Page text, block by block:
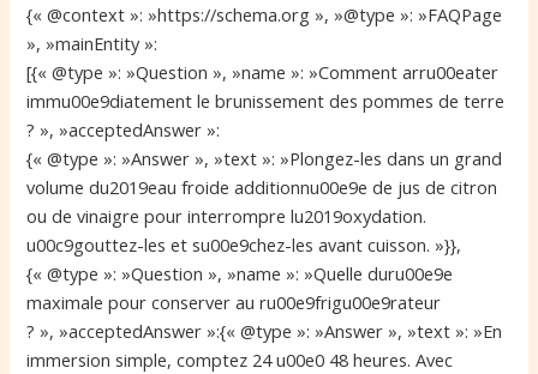
{« @context »: »https://schema.org », »@type »: »FAQPage
», »mainEntity »:
[{« @type »: »Question », »name »: »Comment arru00eater
immu00e9diatement le brunissement des pommes de terre
? », »acceptedAnswer »:
{« @type »: »Answer », »text »: »Plongez-les dans un grand
volume du2019eau froide additionnu00e9e de jus de citron
ou de vinaigre pour interrompre lu2019oxydation.
u00c9gouttez-les et su00e9chez-les avant cuisson. »}},
{« @type »: »Question », »name »: »Quelle duru00e9e
maximale pour conserver au ru00e9frigu00e9rateur
? », »acceptedAnswer »:{« @type »: »Answer », »text »: »En
immersion simple, comptez 24 u00e0 48 heures. Avec